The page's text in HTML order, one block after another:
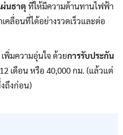
นธาตุ ที่ให้มีความต้านทานไฟฟ้า
คลื่อนที่ได้อย่างรวดเร็วและต่อ
พิ่มความอุ่นใจ ด้วยการรับประกัน
เดือน หรือ 40,000 กม. (แล้วแต่
ถึงก่อน)